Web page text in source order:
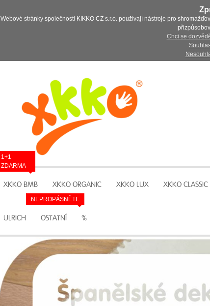
Webové stránky společnosti KIKKO CZ s.r.o. používají nástroje pro
Chci se
XKKO BMB
1+1
ZDARMA
XKKO ORGANIC XKKO LUX XKKO CLASSIC
ULRICH OSTATNÍ %
NEPROPÁSNĚTE